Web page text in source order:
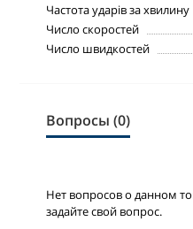
Частота ударів за хвилину
Число скоростей
Число швидкостей
Вопросы (0)
Нет вопросов о данном
задайте свой вопрос.